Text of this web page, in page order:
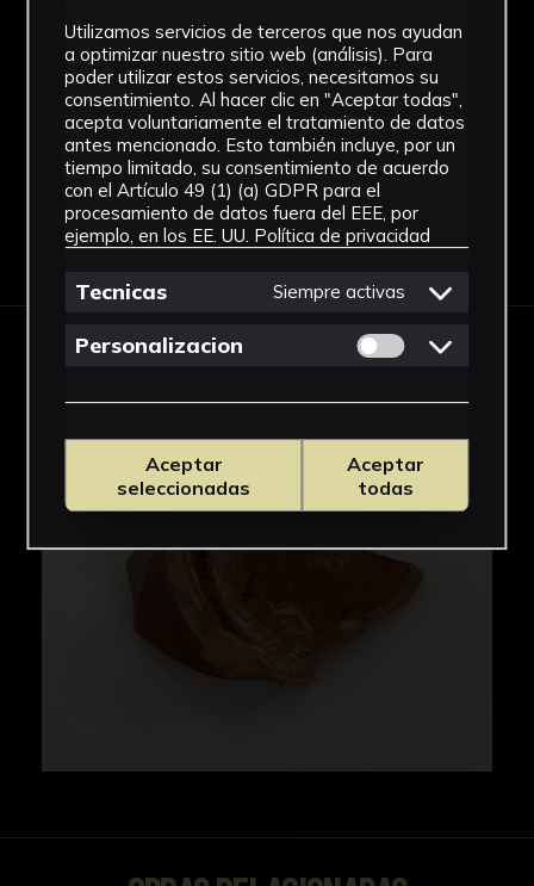
Técnica
Cerámica
Ver más
Descargar Ficha
Utilizamos servicios de terceros que nos ayudan
a optimizar nuestro sitio web (análisis). Para
poder utilizar estos servicios, necesitamos su
consentimiento. Al hacer clic en "Aceptar todas",
acepta voluntariamente el tratamiento de datos
antes mencionado. Esto también incluye, por un
tiempo limitado, su consentimiento de acuerdo
con el Artículo 49 (1) (a) GDPR para el
procesamiento de datos fuera del EEE, por
ejemplo, en los EE. UU. Política de privacidad
Tecnicas Siempre activas
Personalizacion Permitir cookies
Aceptar
seleccionadas
Aceptar
todas